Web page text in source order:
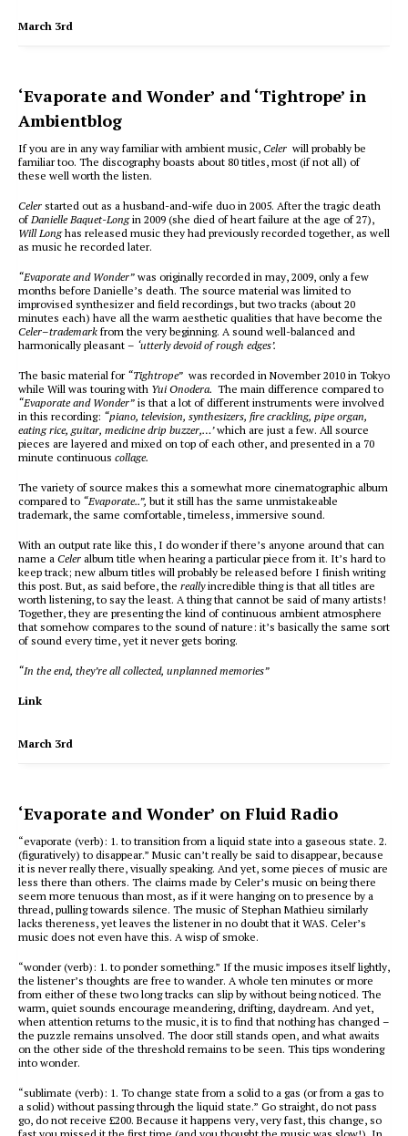
March 3rd
‘Evaporate and Wonder’ and ‘Tightrope’ in
Ambientblog
If you are in any way familiar with ambient music, Celer will probably be
familiar too. The discography boasts about 80 titles, most (if not all) of
these well worth the listen.
Celer started out as a husband-and-wife duo in 2005. After the tragic death
ofDanielle Baquet-Longin 2009 (she died of heart failure at the age of 27),
Will Longhas released music they had previously recorded together, as well
as music he recorded later.
“Evaporate and Wonder” was originally recorded in may, 2009, only a few
months before Danielle’s death. The source material was limited to
improvised synthesizer and field recordings, but two tracks (about 20
minutes each) have all the warm aesthetic qualities that have become the
Celer–trademark from the very beginning. A sound well-balanced and
harmonically pleasant – ‘utterly devoid of rough edges’.
The basic material for“Tightrope” was recorded in November 2010 in Tokyo
while Will was touring with Yui Onodera. The main difference compared to
“Evaporate and Wonder” is that a lot of different instruments were involved
in this recording: “piano, television, synthesizers, fire crackling, pipe organ,
eating rice, guitar, medicine drip buzzer,…’which are just a few. All source
pieces are layered and mixed on top of each other, and presented in a 70
minute continuous collage.
The variety of source makes this a somewhat more cinematographic album
compared to “Evaporate..”, but it still has the same unmistakeable
trademark, the same comfortable, timeless, immersive sound.
With an output rate like this, I do wonder if there’s anyone around that can
name a Celer album title when hearing a particular piece from it. It’s hard to
keep track; new album titles will probably be released before I finish writing
this post. But, as said before, the reallyincredible thing is that all titles are
worth listening, to say the least. A thing that cannot be said of many artists!
Together, they are presenting the kind of continuous ambient atmosphere
that somehow compares to the sound of nature: it’s basically the same sort
of sound every time, yet it never gets boring.
“In the end, they’re all collected, unplanned memories”
Link
March 3rd
‘Evaporate and Wonder’ on Fluid Radio
“evaporate (verb): 1. to transition from a liquid state into a gaseous state. 2.
(figuratively) to disappear.” Music can’t really be said to disappear, because
it is never really there, visually speaking. And yet, some pieces of music are
less there than others. The claims made by Celer’s music on being there
seem more tenuous than most, as if it were hanging on to presence by a
thread, pulling towards silence. The music of Stephan Mathieu similarly
lacks thereness, yet leaves the listener in no doubt that it WAS. Celer’s
music does not even have this. A wisp of smoke.
“wonder (verb): 1. to ponder something.” If the music imposes itself lightly,
the listener’s thoughts are free to wander. A whole ten minutes or more
from either of these two long tracks can slip by without being noticed. The
warm, quiet sounds encourage meandering, drifting, daydream. And yet,
when attention returns to the music, it is to find that nothing has changed –
the puzzle remains unsolved. The door still stands open, and what awaits
on the other side of the threshold remains to be seen. This tips wondering
into wonder.
“sublimate (verb): 1. To change state from a solid to a gas (or from a gas to
a solid) without passing through the liquid state.” Go straight, do not pass
go, do not receive £200. Because it happens very, very fast, this change, so